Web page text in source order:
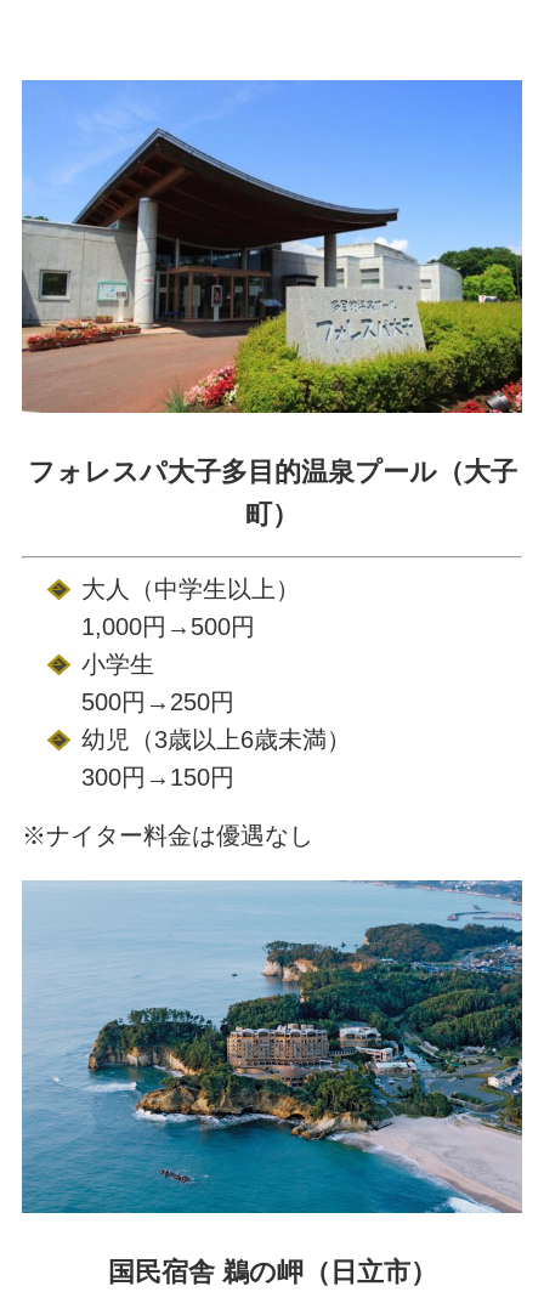
フォレスパ大子多目的温泉プール（大子
町）
大人（中学生以上）
1,000円→500円
小学生
500円→250円
幼児（3歳以上6歳未満）
300円→150円
※ナイター料金は優遇なし
国民宿舎 鵜の岬（日立市）